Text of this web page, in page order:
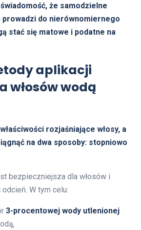
że samodzielne
do nierównomiernego
stać się matowe i podatne na
aplikacji
włosów wodą
rozjaśniające włosy, a
na dwa sposoby: stopniowo
bezpieczniejsza dla włosów i
W tym celu:
3-procentowej wody utlenionej